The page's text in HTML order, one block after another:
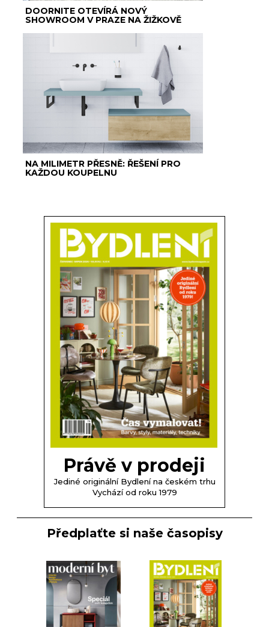
DOORNITE OTEVÍRÁ NOVÝ
SHOWROOM V PRAZE NA ŽIŽKOVĚ
NA MILIMETR PŘESNĚ: ŘEŠENÍ PRO
KAŽDOU KOUPELNU
Právě v prodeji
Jediné originální Bydlení na českém trhu
Vychází od roku 1979
Předplaťte si naše časopisy